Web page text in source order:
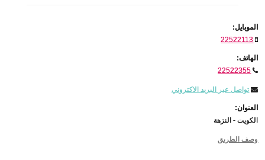
الموبايل:
22522113
الهاتف:
22522355
تواصل عبر البريد الاكتروني
العنوان:
الكويت - النزهة
وصف الطريق